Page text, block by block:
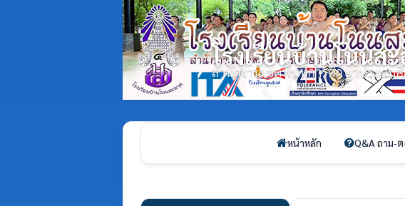
โรงเรียนบ้านโนนส
สำนักงานเขตพื้นที่การศึกษาประถม
หน้าหลัก Q&A ถาม-